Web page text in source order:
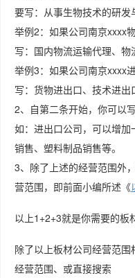
要写：从事生物技术的研发
举例2：如果公司南京xxxx
写：国内物流运输代理、物
举例3：如果公司南京xxxx
写：货物进出口、技术进出
2、自第二条开始，你可以
如：进出口公司，可以增
销售、塑料制品销售等。
3、除了上述的经营范围外
营范围，即前面小编所述《
以上1+2+3就是你需要的板
除了以上板材公司经营范
经营范围、或直接搜索